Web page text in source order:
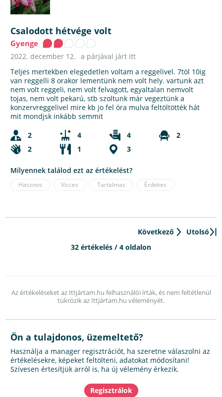
Csalodott hétvége volt
Gyenge
2022. december 12. a párjával járt itt
Teljes mertekben elegedetlen voltam a reggelivel. 7töl 10ig
van reggelli 8 orakor lementünk nem volt hely. vartunk azt
nem volt reggeli, nem volt felvagott, egyaltalan nemvolt
tojas, nem volt pekarú, stb szoltunk már vegeztünk a
konzervreggelivel mire kb jo fel óra mulva feltöltötték hát
mit mondjsk inkább semmit
2
4 4
2
2
1 3
Milyennek találod ezt az értékelést?
Hasznos Vicces Tartalmas Érdekes
Következő
Utolsó
32 értékelés / 4 oldalon
Az értékeléseket az Ittjártam.hu felhasználói írták, és nem feltétlenül
tükrözik az Ittjártam.hu véleményét.
Ön a tulajdonos, üzemeltető?
Használja a manager regisztrációt, ha szeretne válaszolni az
értékelésekre, képeket feltölteni, adatokat módosítani!
Szívesen értesítjük arról is, ha új vélemény érkezik.